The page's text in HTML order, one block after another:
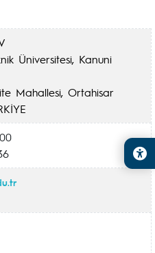
Üniversitesi, Kanuni
Mahallesi, Ortahisar